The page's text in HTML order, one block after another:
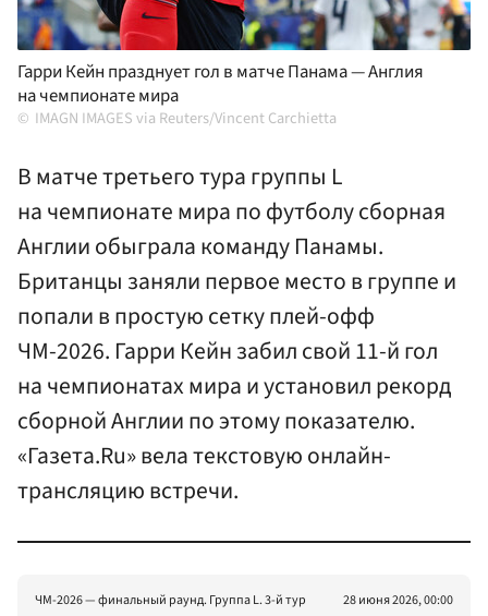
Гарри Кейн празднует гол в матче Панама — Англия
на чемпионате мира
IMAGN IMAGES via Reuters/Vincent Carchietta
В матче третьего тура группы L
на чемпионате мира по футболу сборная
Англии обыграла команду Панамы.
Британцы заняли первое место в группе и
попали в простую сетку плей-офф
ЧМ-2026. Гарри Кейн забил свой 11-й гол
на чемпионатах мира и установил рекорд
сборной Англии по этому показателю.
«Газета.Ru» вела текстовую онлайн-
трансляцию встречи.
ЧМ-2026 — финальный раунд. Группа L. 3-й тур 28 июня 2026, 00:00